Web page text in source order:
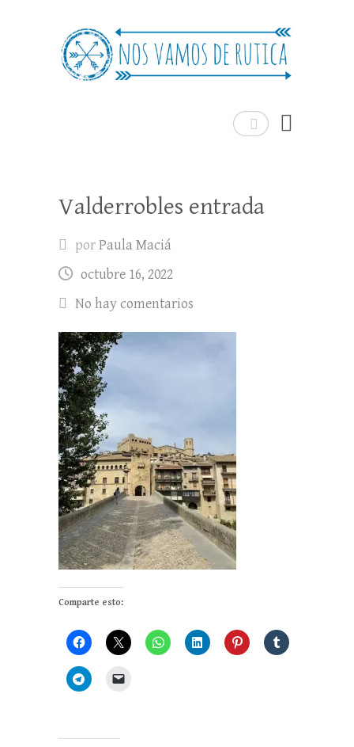
Buscar
Nos Vamos de Rutica
Valderrobles entrada
porPaula Maciá
octubre 16, 2022
No hay comentarios
Comparte esto: